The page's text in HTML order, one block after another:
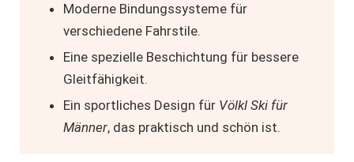
Moderne Bindungssysteme für
verschiedene Fahrstile.
Eine spezielle Beschichtung für bessere
Gleitfähigkeit.
Ein sportliches Design für Völkl Ski für
Männer, das praktisch und schön ist.